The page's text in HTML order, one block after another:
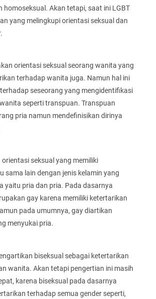
homoseksual. Akan tetapi, saat ini LGBT
yang melingkupi orientasi seksual dan
orientasi seksual seorang wanita yang
terhadap wanita juga. Namun hal ini
seseorang yang mengidentifikasi
seperti transpuan. Transpuan
pria namun mendefinisikan dirinya
seksual yang memiliki
sama lain dengan jenis kelamin yang
yaitu pria dan pria. Pada dasarnya
gay karena memiliki ketertarikan
pada umumnya, gay diartikan
menyukai pria.
biseksual sebagai ketertarikan
wanita. Akan tetapi pengertian ini masih
karena biseksual pada dasarnya
terhadap semua gender seperti,